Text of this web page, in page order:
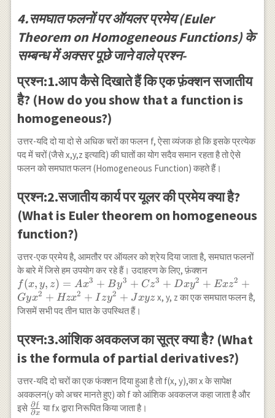
{4}}+y^{\frac{1}
{4}}\right)\left(x^{\frac{1}
{5}}+y^{\frac{1}
{5}}\right)}
{\left(x^{\frac{1}
{5}}+y^{\frac{1}
{5}}\right)^{2}} \\
\Rightarrow x \frac{\partial
u}{\partial x}+y
\frac{\partial y}{\partial
y}=\frac{1}
{20}\left(\frac{x^{\frac{1}
{4}}+y^{\frac{1}{4}}}
{x^{\frac{1}
{5}}+y^{\frac{1}
{5}}}\right) \\ =\frac{1}
{20} u
4.समघात फलनों पर ऑयलर प्रमेय (Euler
Theorem on Homogeneous Functions) के
सम्बन्ध में अक्सर पूछे जाने वाले प्रश्न-
प्रश्न:1.आप कैसे दिखाते हैं कि एक फ़ंक्शन सजातीय
है? (How do you show that a function is
homogeneous?)
उत्तर-यदि दो या दो से अधिक चरों का फलन f, ऐसा व्यंजक हो कि इसके प्रत्येक
पद में चरों (जैसे x,y,z इत्यादि) की घातों का योग सदैव समान रहता है तो ऐसे
फलन को समघात फलन (Homogeneous Function) कहते हैं।
प्रश्न:2.सजातीय कार्य पर यूलर की प्रमेय क्या है?
(What is Euler theorem on homogeneous
function?)
उत्तर-एक प्रमेय है, आमतौर पर ऑयलर को श्रेय दिया जाता है, समघात फलनों
के बारे में जिसे हम उपयोग कर रहे हैं। उदाहरण के लिए, फ़ंक्शनf (x, y,
z) =
Ax^{3}
+
Cz^{3}
+
Dxy^{2}
+
Exz^{2}
f(x, y, z) = Ax3 + By3 + Cz3 + Dxy2 + Exz2 +
Gyx2 + Hzx2 + I zy2 + Jxyzx, y, z का एक समघात फलन है,
जिसमें सभी पद तीन घात के उपस्थित हैं।
प्रश्न:3.आंशिक अवकलज का सूत्र क्या है? (What
is the formula of partial derivatives?)
उत्तर-यदि दो चरों का एक फंक्शन दिया हुआ है तो f(x, y),का x के सापेक्ष
अवकलन(y को अचर मानते हुए) को f को आंशिक अवकलज कहा जाता है और
इसे \frac{∂ƒ}
∂x
∂ƒ या fx द्वारा निरूपित किया जाता है।